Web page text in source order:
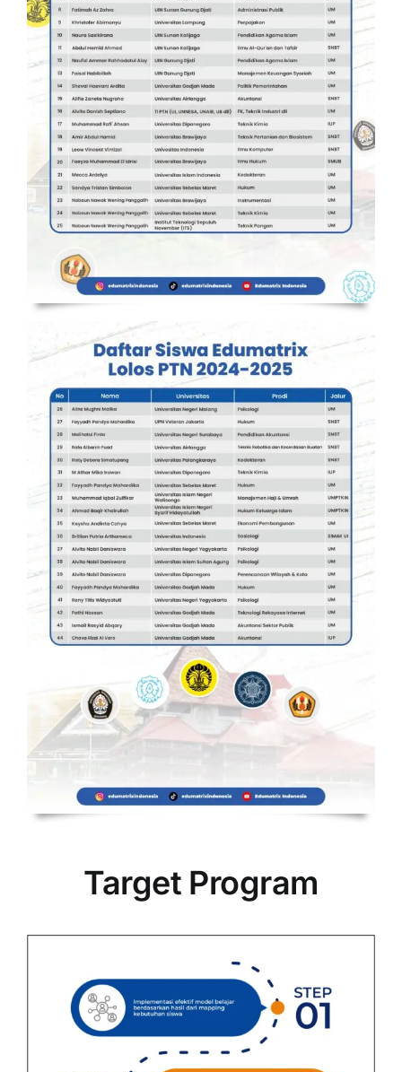
Target Program